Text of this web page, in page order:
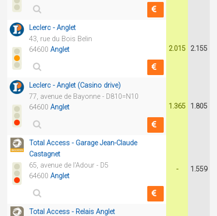
Leclerc - Anglet
43, rue du Bois Belin
64600 Anglet 2.015 2.155
Leclerc - Anglet (Casino drive)
77, avenue de Bayonne - D810=N10
64600 Anglet 1.365 1.805
Total Access - Garage Jean-Claude
Castagnet
65, avenue de l'Adour - D5
64600 Anglet
- 1.559
Total Access - Relais Anglet